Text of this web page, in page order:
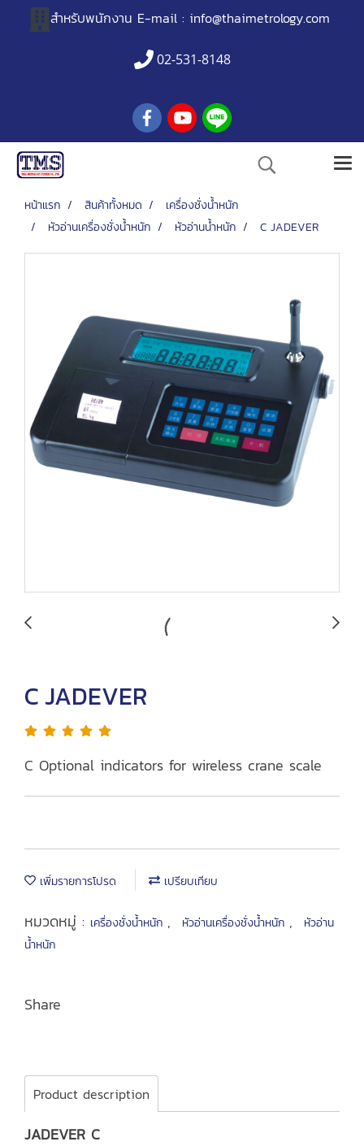
สำหรับพนักงาน E-mail : info@thaimetrology.com
02-531-8148
หน้าแรก สินค้าทั้งหมด
เครื่องชั่งน้ำหนัก
หัวอ่านเครื่องชั่งน้ำหนัก
หัวอ่านน้ำหนัก C JADEVER
C JADEVER
C Optional indicators for wireless crane scale
เพิ่มรายการโปรด เปรียบเทียบ
หมวดหมู่ : เครื่องชั่งน้ำหนัก , หัวอ่านเครื่องชั่งน้ำหนัก ,
หัวอ่าน
น้ำหนัก
Share
Product description
JADEVER C